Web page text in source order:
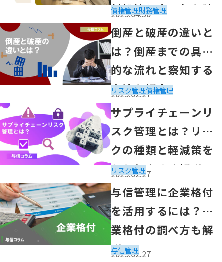
2025.04.30
対処法と未回収を防
ぐ方法を紹介
債権管理財務管理
「倒産と破産の違いとは？倒産までの具体的な流れと察
2025.02.27
倒産と破産の違いと
は？倒産までの具体
的な流れと察知する
方法を紹介
リスク管理債権管理
「サプライチェーンリスク管理とは？リスクの種類と軽
2025.02.27
サプライチェーンリ
スク管理とは？リス
クの種類と軽減策を
わかりやすく解説
リスク管理
「与信管理に企業格付を活用するには？企業格付の調べ
2025.02.27
与信管理に企業格付
を活用するには？企
業格付の調べ方も解
説
与信管理